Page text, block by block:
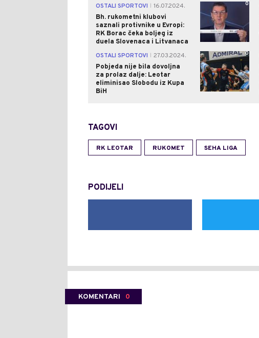
OSTALI SPORTOVI
16.07.2024.
Bh. rukometni klubovi
saznali protivnike u Evropi:
RK Borac čeka boljeg iz
duela Slovenaca i Litvanaca
0
OSTALI SPORTOVI
27.03.2024.
Pobjeda nije bila dovoljna
za prolaz dalje: Leotar
eliminisao Slobodu iz Kupa
BiH
0
TAGOVI
RK LEOTAR RUKOMET SEHA LIGA
PODIJELI
KOMENTARI 0